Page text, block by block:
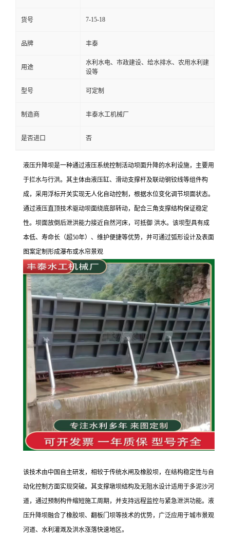
货号 7-15-18
品牌 丰泰
用途
水利水电、市政建设、给水排水、农用水利建
设等
型号 可定制
制造商 丰泰水工机械厂
是否进口 否
液压升降坝是一种通过液压系统控制活动坝面升降的水利设施，主要用
于拦水与行洪。其主体由液压缸、滑动支撑杆及联动钢铰线等组件构
成，采用浮标开关实现无人化自动控制，根据水位变化调节坝面状态。
通过液压直顶技术驱动坝面绕底部转动，配合三角支撑结构保证稳定
性。坝面放倒后泄洪能力接近自然河床，可抵御 洪水。该坝型具有成
本低、寿命长（超50年）、维护便捷等优势，并可通过弧形设计及表面
图案定制形成瀑布或水帘景观
该技术由中国自主研发，相较于传统水闸及橡胶坝，在结构稳定性与自
动化控制方面实现突破。其支撑墩坝结构及无阻水设计适用于多泥沙河
道，通过预制构件缩短施工周期，并支持远程监控与紧急泄洪功能。液
压升降坝融合了橡胶坝、翻板门坝等技术的优势，广泛应用于城市景观
河道、水利灌溉及洪水涨落快速地区。